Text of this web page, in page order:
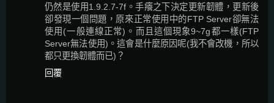
仍然是使用1.9.2.7-7f。手癢之下決定更新韌體，更新後
卻發現一個問題，原來正常使用中的FTP Server卻無法
使用(一般連線正常)。而且這個現象9~7g都一樣(FTP
Server無法使用)。這會是什麼原因呢(我不會改機，所以
都只更換韌體而已)？
回覆